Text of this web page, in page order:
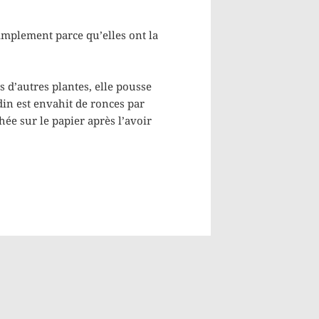
parce qu’elles ont la
d’autres plantes, elle pousse
est envahit de ronces par
sur le papier après l’avoir